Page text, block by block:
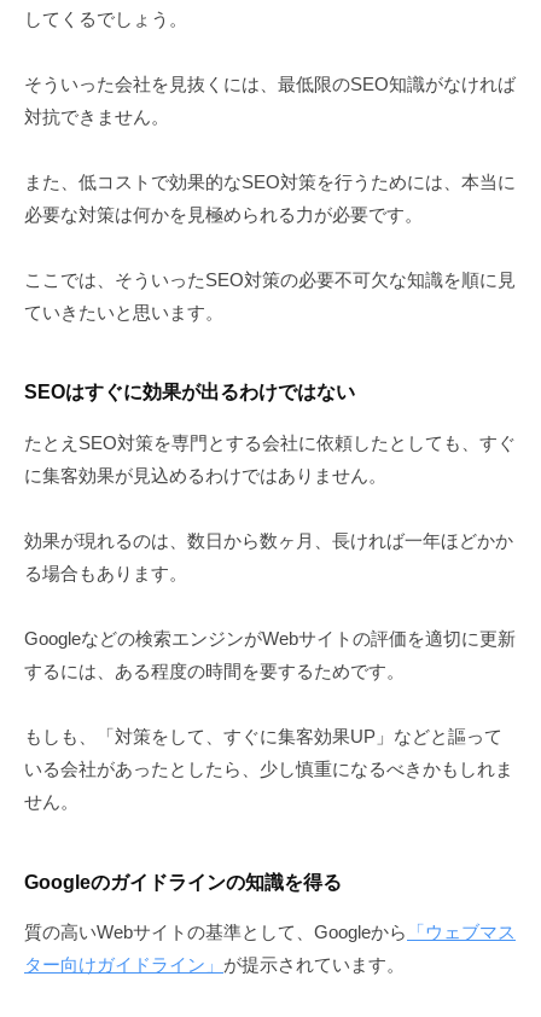
してくるでしょう。
そういった会社を見抜くには、最低限のSEO知識がなければ
対抗できません。
また、低コストで効果的なSEO対策を行うためには、本当に
必要な対策は何かを見極められる力が必要です。
ここでは、そういったSEO対策の必要不可欠な知識を順に見
ていきたいと思います。
SEOはすぐに効果が出るわけではない
たとえSEO対策を専門とする会社に依頼したとしても、すぐ
に集客効果が見込めるわけではありません。
効果が現れるのは、数日から数ヶ月、長ければ一年ほどかか
る場合もあります。
Googleなどの検索エンジンがWebサイトの評価を適切に更新
するには、ある程度の時間を要するためです。
もしも、「対策をして、すぐに集客効果UP」などと謳って
いる会社があったとしたら、少し慎重になるべきかもしれま
せん。
Googleのガイドラインの知識を得る
質の高いWebサイトの基準として、Googleから
「ウェブマス
ター向けガイドライン」 が提示されています。